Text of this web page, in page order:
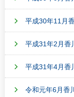
平成30年11月
平成31年2月
平成31年4月
令和元年6月